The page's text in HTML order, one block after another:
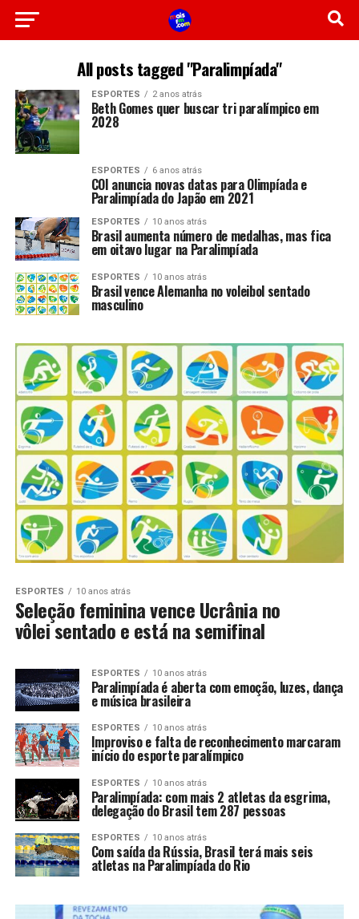
All posts tagged "Paralimpíada"
ESPORTES 2 anos atrás
Beth Gomes quer buscar tri paralímpico em
2028
ESPORTES 6 anos atrás
COI anuncia novas datas para Olimpíada e
Paralimpíada do Japão em 2021
ESPORTES 10 anos atrás
Brasil aumenta número de medalhas, mas fica
em oitavo lugar na Paralimpíada
ESPORTES 10 anos atrás
Brasil vence Alemanha no voleibol sentado
masculino
ESPORTES 10 anos atrás
Seleção feminina vence Ucrânia no
vôlei sentado e está na semifinal
ESPORTES 10 anos atrás
Paralimpíada é aberta com emoção, luzes, dança
e música brasileira
ESPORTES 10 anos atrás
Improviso e falta de reconhecimento marcaram
início do esporte paralímpico
ESPORTES 10 anos atrás
Paralimpíada: com mais 2 atletas da esgrima,
delegação do Brasil tem 287 pessoas
ESPORTES 10 anos atrás
Com saída da Rússia, Brasil terá mais seis
atletas na Paralimpíada do Rio